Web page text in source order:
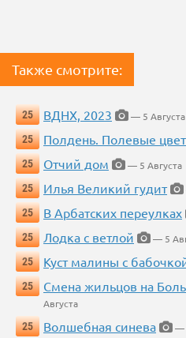
Также смотрите:
25 ВДНХ, 2023
— 5 Августа
25
Полдень. Полевые
25
Отчий дом
— 5 Августа
25
Илья Великий гудит
25
В Арбатских переулках
25
Лодка с ветлой
— 5
25
Куст малины с
25
Смена жильцов на
Августа
25
Волшебная синева
—